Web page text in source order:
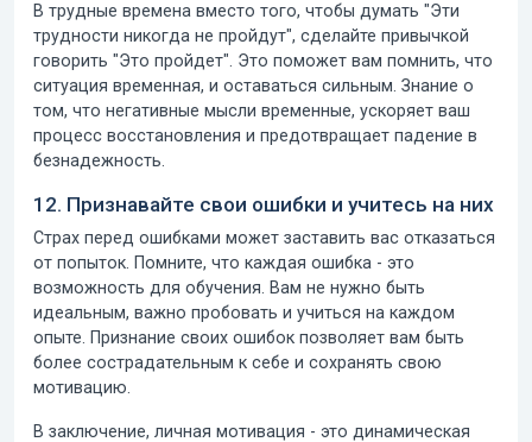
В трудные времена вместо того, чтобы думать "Эти
трудности никогда не пройдут", сделайте привычкой
говорить "Это пройдет". Это поможет вам помнить, что
ситуация временная, и оставаться сильным. Знание о
том, что негативные мысли временные, ускоряет ваш
процесс восстановления и предотвращает падение в
безнадежность.
12. Признавайте свои ошибки и учитесь на них
Страх перед ошибками может заставить вас отказаться
от попыток. Помните, что каждая ошибка - это
возможность для обучения. Вам не нужно быть
идеальным, важно пробовать и учиться на каждом
опыте. Признание своих ошибок позволяет вам быть
более сострадательным к себе и сохранять свою
мотивацию.
В заключение, личная мотивация - это динамическая